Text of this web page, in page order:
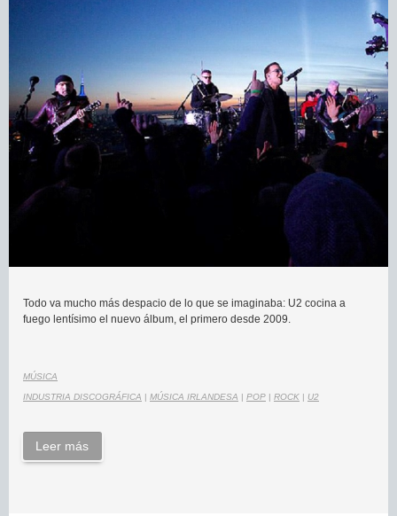
Todo va mucho más despacio de lo que se imaginaba: U2 cocina a
fuego lentísimo el nuevo álbum, el primero desde 2009.
MÚSICA
INDUSTRIA DISCOGRÁFICA | MÚSICA IRLANDESA | POP | ROCK | U2
Leer más